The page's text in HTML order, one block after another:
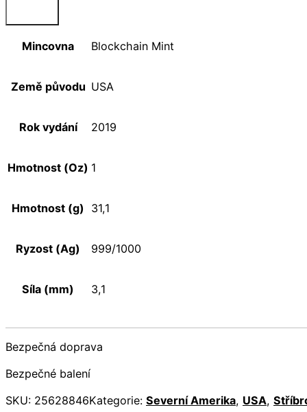
Mincovna Blockchain Mint
Země původu USA
Rok vydání 2019
Hmotnost (Oz) 1
Hmotnost (g) 31,1
Ryzost (Ag) 999/1000
Síla (mm) 3,1
Bezpečná doprava
Bezpečné balení
SKU: 25628846Kategorie: Severní Amerika, USA,